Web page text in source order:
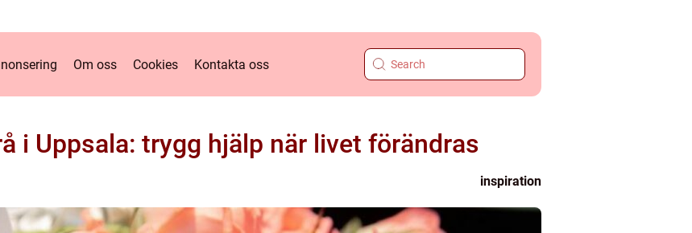
Om oss Cookies Kontakta oss
i Uppsala: trygg hjälp när livet förändras
inspiration